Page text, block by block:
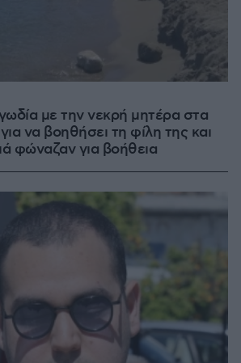
με την νεκρή μητέρα στα
να βοηθήσει τη φίλη της και
φώναζαν για βοήθεια